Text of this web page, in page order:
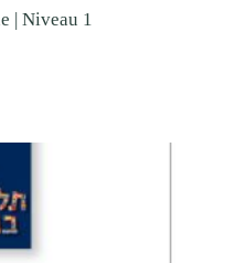
| Niveau 1